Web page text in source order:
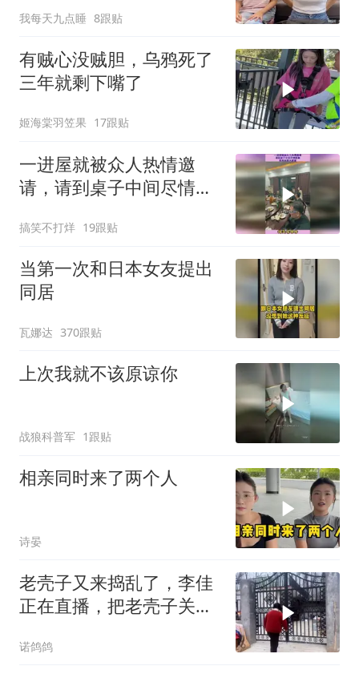
我每天九点睡 8跟贴
有贼心没贼胆，乌鸦死了
三年就剩下嘴了
姬海棠羽笠果 17跟贴
一进屋就被众人热情邀
请，请到桌子中间尽情跳
搞笑不打烊 19跟贴
当第一次和日本女友提出
同居
瓦娜达 370跟贴
上次我就不该原谅你
战狼科普军 1跟贴
相亲同时来了两个人
诗晏
老壳子又来捣乱了，李佳
正在直播，把老壳子关在
诺鸽鸽